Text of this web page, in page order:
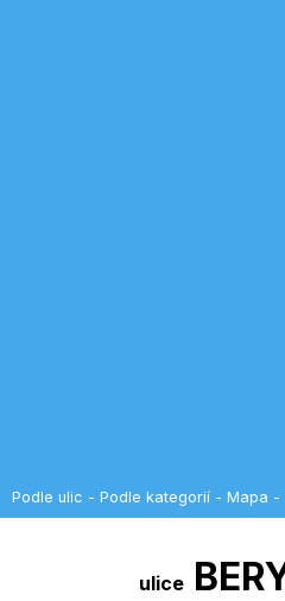
Podle ulic - Podle kategorií - Mapa -
ulice